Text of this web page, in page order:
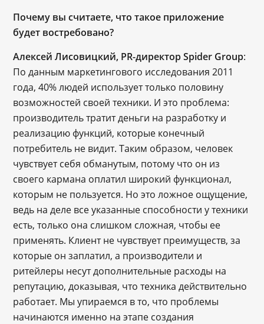
Почему вы считаете, что такое приложение
будет востребовано?
Алексей Лисовицкий, PR-директор Spider Group:
По данным маркетингового исследования 2011
года, 40% людей использует только половину
возможностей своей техники. И это проблема:
производитель тратит деньги на разработку и
реализацию функций, которые конечный
потребитель не видит. Таким образом, человек
чувствует себя обманутым, потому что он из
своего кармана оплатил широкий функционал,
которым не пользуется. Но это ложное ощущение,
ведь на деле все указанные способности у техники
есть, только она слишком сложная, чтобы ее
применять. Клиент не чувствует преимуществ, за
которые он заплатил, а производители и
ритейлеры несут дополнительные расходы на
репутацию, доказывая, что техника действительно
работает. Мы упираемся в то, что проблемы
начинаются именно на этапе создания